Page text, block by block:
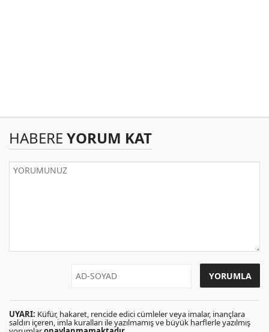
HABERE YORUM KAT
UYARI: Küfür, hakaret, rencide edici cümleler veya imalar, inançlara
saldırı içeren, imla kuralları ile yazılmamış ve büyük harflerle yazılmış